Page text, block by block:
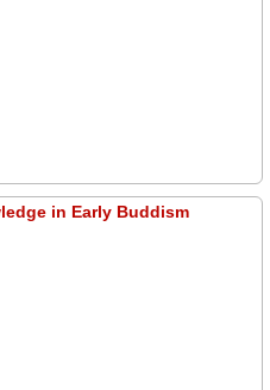
in Early Buddism